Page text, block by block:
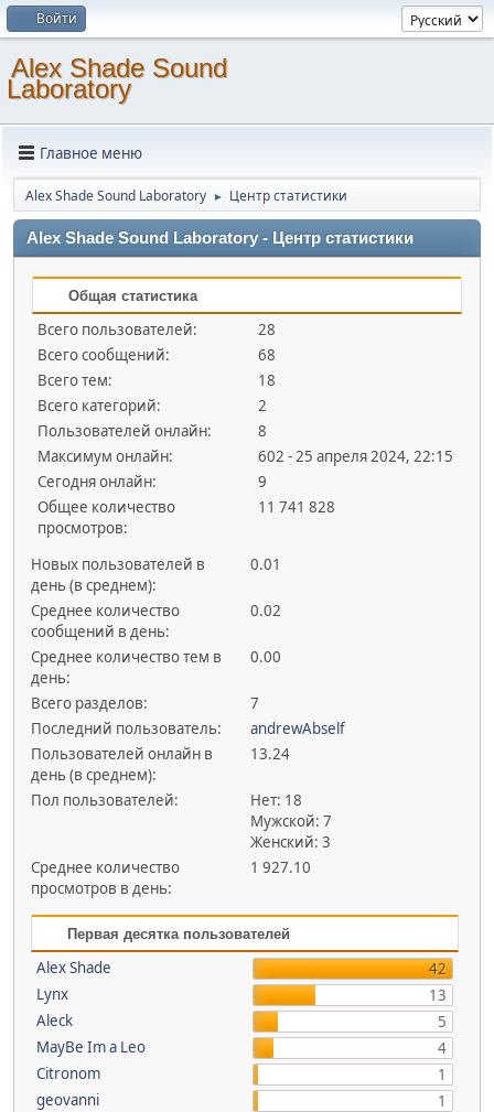
Войти
Alex Shade Sound
Laboratory
Главное меню
Alex Shade Sound Laboratory ► Центр статистики
Alex Shade Sound Laboratory - Центр статистики
Общая статистика
Всего пользователей:
28
Всего сообщений:
68
Всего тем:
18
Всего категорий:
2
Пользователей онлайн:
8
Максимум онлайн:
602 - 25 апреля 2024, 22:15
Сегодня онлайн:
9
Общее количество
просмотров:
11 741 828
Новых пользователей в
день (в среднем):
0.01
Среднее количество
сообщений в день:
0.02
Среднее количество тем в
день:
0.00
Всего разделов:
7
Последний пользователь:
andrewAbself
Пользователей онлайн в
день (в среднем):
13.24
Пол пользователей:
Нет: 18
Мужской: 7
Женский: 3
Среднее количество
просмотров в день:
1 927.10
Первая десятка пользователей
Alex Shade
42
Lynx
13
Aleck
5
MayBe Im a Leo
4
Citronom
1
geovanni
1